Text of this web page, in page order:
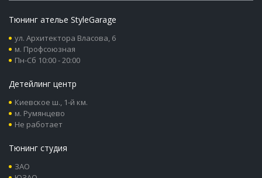
Тюнинг ателье StyleGarage
ул. Архитектора Власова, 6
м. Профсоюзная
Пн-Сб 10:00 - 20:00
Детейлинг центр
Киевское ш., 1-й км.
м. Румянцево
Не работает
Тюнинг студия
ЗАО